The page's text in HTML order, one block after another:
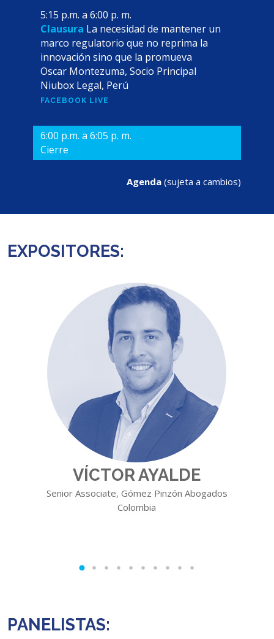
5:15 p.m. a 6:00 p. m.
Clausura La necesidad de mantener un
marco regulatorio que no reprima la
innovación sino que la promueva
Oscar Montezuma, Socio Principal
Niubox Legal, Perú
FACEBOOK LIVE
6:00 p.m. a 6:05 p. m.
Cierre
Agenda(sujeta a cambios)
EXPOSITORES:
VÍCTOR AYALDE
Senior Associate, Gómez Pinzón Abogados
Colombia
PANELISTAS: